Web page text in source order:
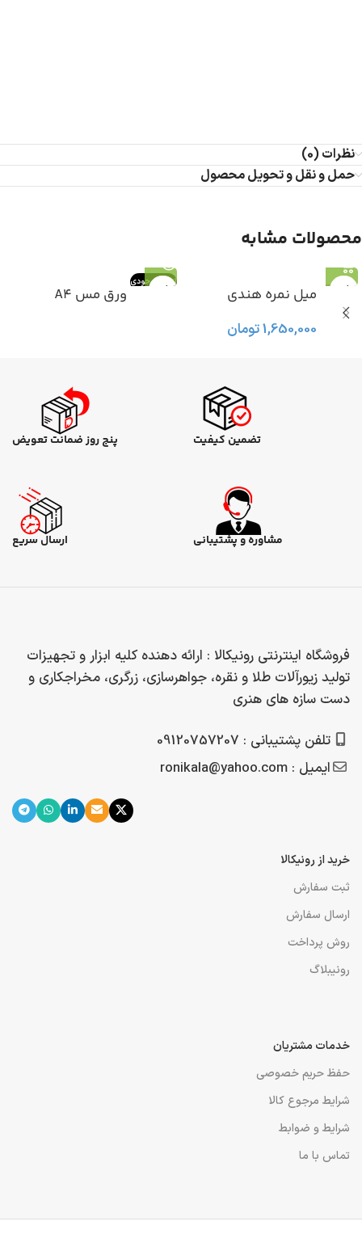
نظرات (0)
حمل و نقل و تحویل محصول
محصولات مشابه
میل نمره هندی
1,650,000تومان
اتمام موجودی
ورق مس A4
تضمین کیفیت پنج روز ضمانت تعویض
مشاوره و پشتیبانی ارسال سریع
فروشگاه اینترنتی رونیکالا : ارائه دهنده کلیه ابزار و تجهیزات
تولید زیورآلات طلا و نقره، جواهرسازی، زرگری، مخراجکاری و
دست سازه های هنری
تلفن پشتیبانی : 09120757207
ایمیل : ronikala@yahoo.com
خرید از رونیکالا
ثبت سفارش
ارسال سفارش
روش پرداخت
رونیبلاگ
خدمات مشتریان
حفظ حریم خصوصی
شرایط مرجوع کالا
شرایط و ضوابط
تماس با ما